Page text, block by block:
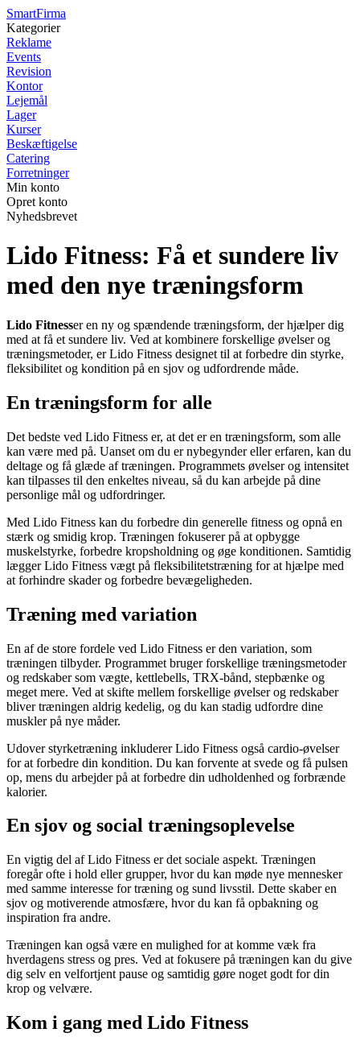
SmartFirma
Kategorier
Reklame
Events
Revision
Kontor
Lejemål
Lager
Kurser
Beskæftigelse
Catering
Forretninger
Min konto
Opret konto
Nyhedsbrevet
Lido Fitness: Få et sundere liv
med den nye træningsform
Lido Fitnesser en ny og spændende træningsform, der hjælper dig
med at få et sundere liv. Ved at kombinere forskellige øvelser og
træningsmetoder, er Lido Fitness designet til at forbedre din styrke,
fleksibilitet og kondition på en sjov og udfordrende måde.
En træningsform for alle
Det bedste ved Lido Fitness er, at det er en træningsform, som alle
kan være med på. Uanset om du er nybegynder eller erfaren, kan du
deltage og få glæde af træningen. Programmets øvelser og intensitet
kan tilpasses til den enkeltes niveau, så du kan arbejde på dine
personlige mål og udfordringer.
Med Lido Fitness kan du forbedre din generelle fitness og opnå en
stærk og smidig krop. Træningen fokuserer på at opbygge
muskelstyrke, forbedre kropsholdning og øge konditionen. Samtidig
lægger Lido Fitness vægt på fleksibilitetstræning for at hjælpe med
at forhindre skader og forbedre bevægeligheden.
Træning med variation
En af de store fordele ved Lido Fitness er den variation, som
træningen tilbyder. Programmet bruger forskellige træningsmetoder
og redskaber som vægte, kettlebells, TRX-bånd, stepbænke og
meget mere. Ved at skifte mellem forskellige øvelser og redskaber
bliver træningen aldrig kedelig, og du kan stadig udfordre dine
muskler på nye måder.
Udover styrketræning inkluderer Lido Fitness også cardio-øvelser
for at forbedre din kondition. Du kan forvente at svede og få pulsen
op, mens du arbejder på at forbedre din udholdenhed og forbrænde
kalorier.
En sjov og social træningsoplevelse
En vigtig del af Lido Fitness er det sociale aspekt. Træningen
foregår ofte i hold eller grupper, hvor du kan møde nye mennesker
med samme interesse for træning og sund livsstil. Dette skaber en
sjov og motiverende atmosfære, hvor du kan få opbakning og
inspiration fra andre.
Træningen kan også være en mulighed for at komme væk fra
hverdagens stress og pres. Ved at fokusere på træningen kan du give
dig selv en velfortjent pause og samtidig gøre noget godt for din
krop og velvære.
Kom i gang med Lido Fitness